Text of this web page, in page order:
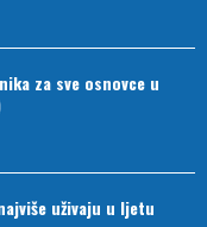
za sve osnovce u
uživaju u ljetu